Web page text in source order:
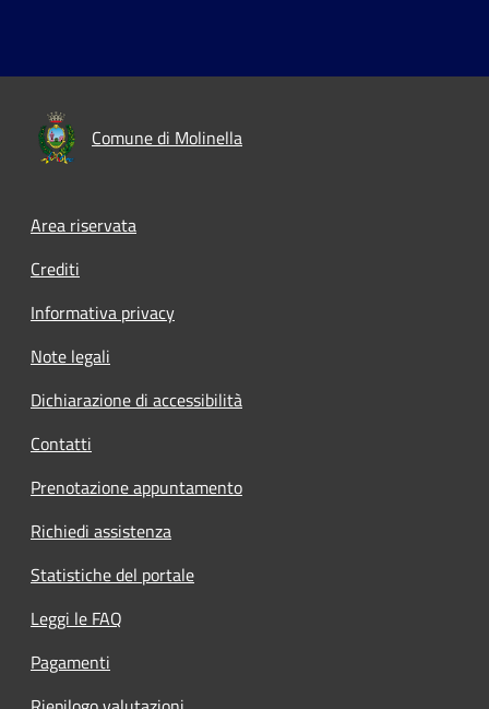
Comune di Molinella
Area riservata
Crediti
Informativa privacy
Note legali
Dichiarazione di accessibilità
Contatti
Prenotazione appuntamento
Richiedi assistenza
Statistiche del portale
Leggi le FAQ
Pagamenti